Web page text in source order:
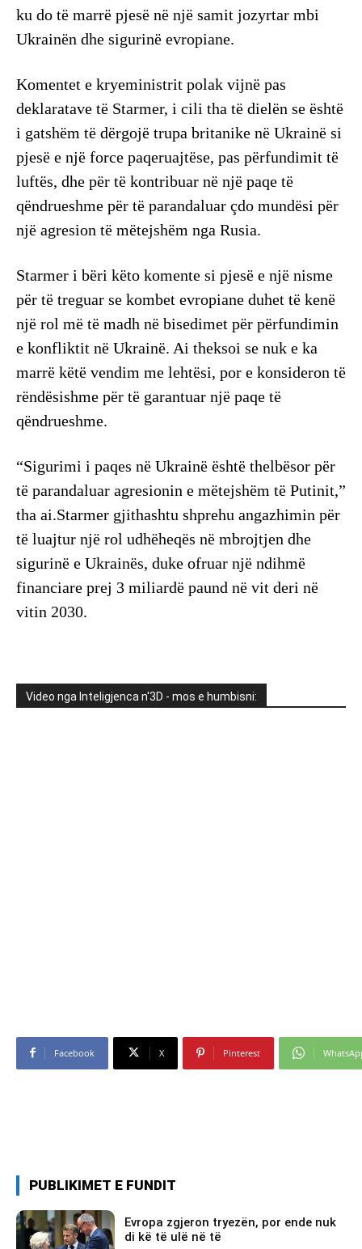
ku do të marrë pjesë në një samit jozyrtar mbi
Ukrainën dhe sigurinë evropiane.
Komentet e kryeministrit polak vijnë pas
deklaratave të Starmer, i cili tha të dielën se është
i gatshëm të dërgojë trupa britanike në Ukrainë si
pjesë e një force paqeruajtëse, pas përfundimit të
luftës, dhe për të kontribuar në një paqe të
qëndrueshme për të parandaluar çdo mundësi për
një agresion të mëtejshëm nga Rusia.
Starmer i bëri këto komente si pjesë e një nisme
për të treguar se kombet evropiane duhet të kenë
një rol më të madh në bisedimet për përfundimin
e konfliktit në Ukrainë. Ai theksoi se nuk e ka
marrë këtë vendim me lehtësi, por e konsideron të
rëndësishme për të garantuar një paqe të
qëndrueshme.
“Sigurimi i paqes në Ukrainë është thelbësor për
të parandaluar agresionin e mëtejshëm të Putinit,”
tha ai.Starmer gjithashtu shprehu angazhimin për
të luajtur një rol udhëheqës në mbrojtjen dhe
sigurinë e Ukrainës, duke ofruar një ndihmë
financiare prej 3 miliardë paund në vit deri në
vitin 2030.
Video nga Inteligjenca n'3D - mos e humbisni:
Facebook X Pinterest
PUBLIKIMET E FUNDIT
Evropa zgjeron tryezën, por ende nuk
di kë të ulë në të